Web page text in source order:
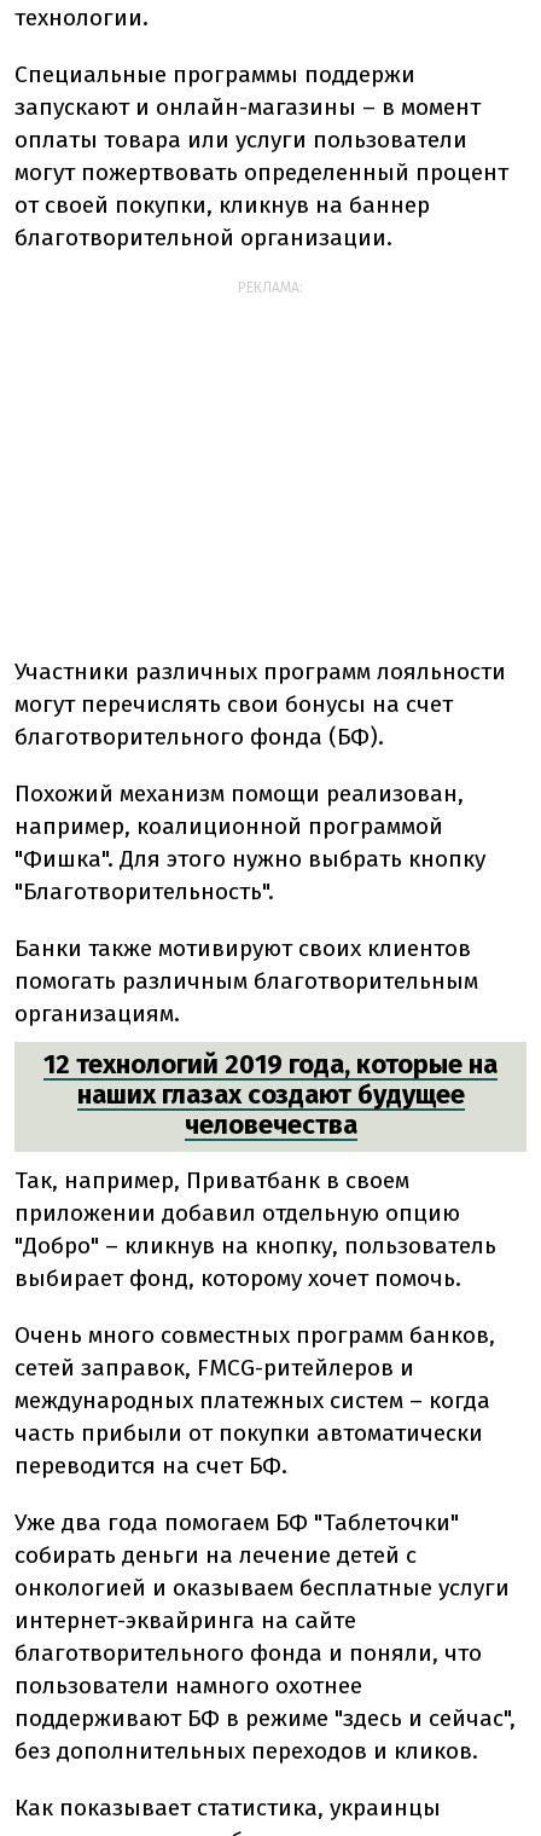
технологии.
Специальные программы поддержи
запускают и онлайн-магазины – в момент
оплаты товара или услуги пользователи
могут пожертвовать определенный процент
от своей покупки, кликнув на баннер
благотворительной организации.
РЕКЛАМА:
Участники различных программ лояльности
могут перечислять свои бонусы на счет
благотворительного фонда (БФ).
Похожий механизм помощи реализован,
например, коалиционной программой
"Фишка". Для этого нужно выбрать кнопку
"Благотворительность".
Банки также мотивируют своих клиентов
помогать различным благотворительным
организациям.
12 технологий 2019 года, которые на
наших глазах создают будущее
человечества
Так, например, Приватбанк в своем
приложении добавил отдельную опцию
"Добро" – кликнув на кнопку, пользователь
выбирает фонд, которому хочет помочь.
Очень много совместных программ банков,
сетей заправок, FMCG-ритейлеров и
международных платежных систем – когда
часть прибыли от покупки автоматически
переводится на счет БФ.
Уже два года помогаем БФ "Таблеточки"
собирать деньги на лечение детей с
онкологией и оказываем бесплатные услуги
интернет-эквайринга на сайте
благотворительного фонда и поняли, что
пользователи намного охотнее
поддерживают БФ в режиме "здесь и сейчас",
без дополнительных переходов и кликов.
Как показывает статистика, украинцы